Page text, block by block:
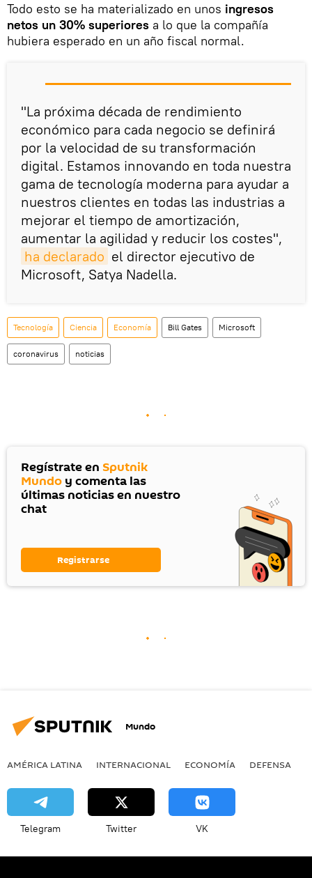
Todo esto se ha materializado en unos ingresos
netos un 30% superiores a lo que la compañía
hubiera esperado en un año fiscal normal.
"La próxima década de rendimiento
económico para cada negocio se definirá
por la velocidad de su transformación
digital. Estamos innovando en toda nuestra
gama de tecnología moderna para ayudar a
nuestros clientes en todas las industrias a
mejorar el tiempo de amortización,
aumentar la agilidad y reducir los costes",
ha declarado el director ejecutivo de
Microsoft, Satya Nadella.
Tecnología Ciencia Economía Bill Gates Microsoft
coronavirus noticias
Regístrate en Sputnik
Mundo y comenta las
últimas noticias en nuestro
chat
Registrarse
Mundo
AMÉRICA LATINA INTERNACIONAL ECONOMÍA DEFENSA
Telegram Twitter VK